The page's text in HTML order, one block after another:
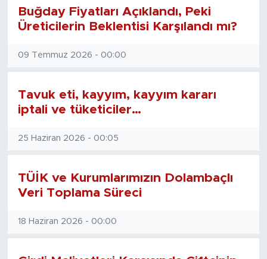
Buğday Fiyatları Açıklandı, Peki
Üreticilerin Beklentisi Karşılandı mı?
09 Temmuz 2026 - 00:00
Tavuk eti, kayyım, kayyım kararı
iptali ve tüketiciler…
25 Haziran 2026 - 00:05
TÜİK ve Kurumlarımızın Dolambaçlı
Veri Toplama Süreci
18 Haziran 2026 - 00:00